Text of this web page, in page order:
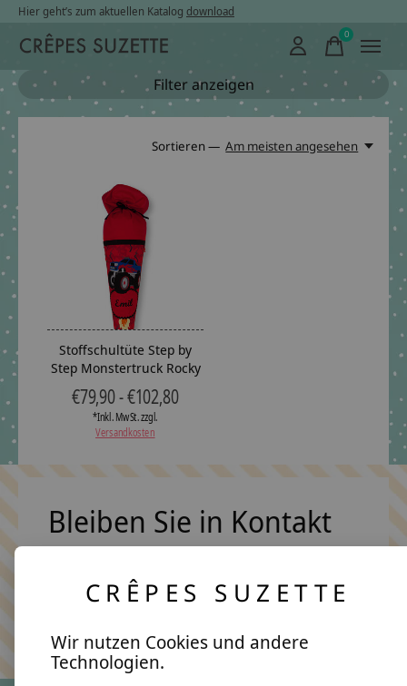
Hier geht’s zum aktuellen Katalog download
0items
Filter anzeigen
Sortieren — Am meisten angesehen
Stoffschultüte Step by
Step Monstertruck Rocky
€79,90 - €102,80
*Inkl. MwSt. zzgl.
Versandkosten
Bleiben Sie in Kontakt
CRÊPES SUZETTE
Wir nutzen Cookies und andere
Technologien.